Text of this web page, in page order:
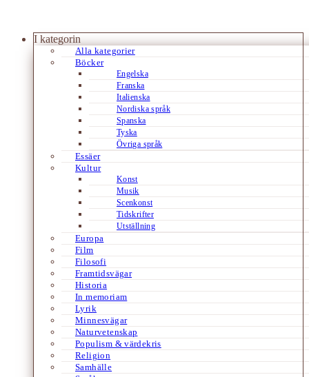
I kategorin
Alla kategorier
Böcker
Engelska
Franska
Italienska
Nordiska språk
Spanska
Tyska
Övriga språk
Essäer
Kultur
Konst
Musik
Scenkonst
Tidskrifter
Utställning
Europa
Film
Filosofi
Framtidsvägar
Historia
In memoriam
Lyrik
Minnesvägar
Naturvetenskap
Populism & värdekris
Religion
Samhälle